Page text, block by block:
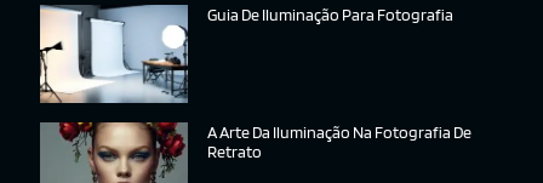
Guia De Iluminação Para Fotografia
A Arte Da Iluminação Na Fotografia De
Retrato